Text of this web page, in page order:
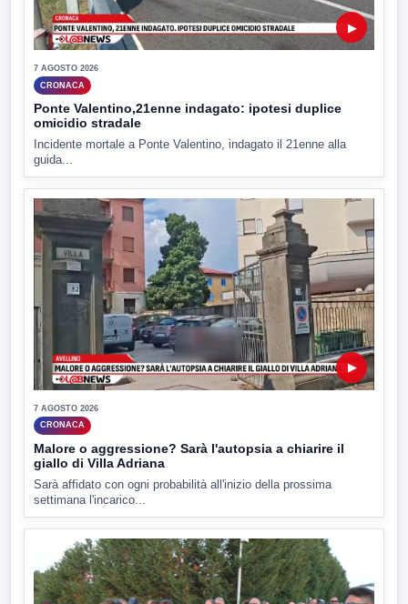
▶
7 AGOSTO 2026
CRONACA
Ponte Valentino,21enne indagato: ipotesi duplice
omicidio stradale
Incidente mortale a Ponte Valentino, indagato il 21enne alla
guida...
▶
7 AGOSTO 2026
CRONACA
Malore o aggressione? Sarà l'autopsia a chiarire il
giallo di Villa Adriana
Sarà affidato con ogni probabilità all'inizio della prossima
settimana l'incarico...